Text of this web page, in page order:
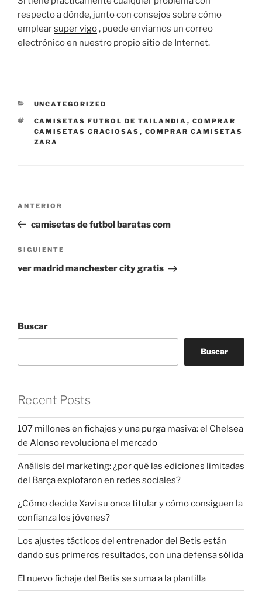
respecto a dónde, junto con consejos sobre cómo
emplearsuper vigo, puede enviarnos un correo
electrónico en nuestro propio sitio de Internet.
CATEGORÍAS
UNCATEGORIZED
ETIQUETAS
CAMISETAS FUTBOL DE TAILANDIA , COMPRAR
CAMISETAS GRACIOSAS , COMPRAR CAMISETAS
ZARA
entradas
Entrada
anterior:
ANTERIOR
camisetas de futbol baratas com
Siguiente
entrada
SIGUIENTE
ver madrid manchester city gratis
Buscar
Buscar
Recent Posts
107 millones en fichajes y una purga masiva: el Chelsea
de Alonso revoluciona el mercado
Análisis del marketing: ¿por qué las ediciones limitadas
del Barça explotaron en redes sociales?
¿Cómo decide Xavi su once titular y cómo consiguen la
confianza los jóvenes?
Los ajustes tácticos del entrenador del Betis están
dando sus primeros resultados, con una defensa sólida
El nuevo fichaje del Betis se suma a la plantilla